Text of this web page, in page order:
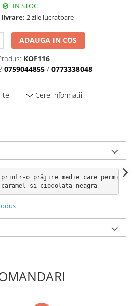
IN STOC
2 zile lucratoare
ADAUGA IN COS
KOF116
0759044855 / 0773338048
Cere informatii
printr-o prăjire medie care permite
caramel si ciocolata neagra